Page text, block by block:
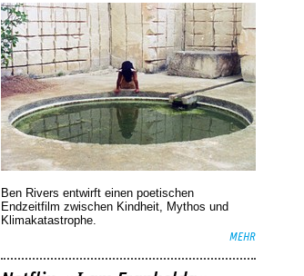
Ben Rivers entwirft einen poetischen
Endzeitfilm zwischen Kindheit, Mythos und
Klimakatastrophe.
MEHR